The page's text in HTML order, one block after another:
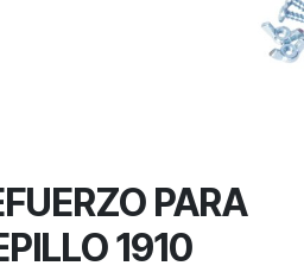
PARA
1910